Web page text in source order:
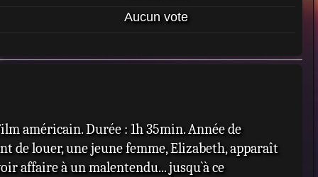
Aucun vote
américain. Durée : 1h 35min. Année de
de louer, une jeune femme, Elizabeth, apparaît
affaire à un malentendu... jusqu`à ce